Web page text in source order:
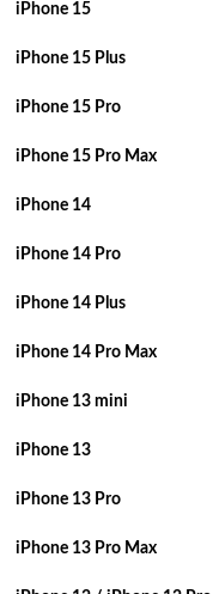
iPhone 15
iPhone 15 Plus
iPhone 15 Pro
iPhone 15 Pro Max
iPhone 14
iPhone 14 Pro
iPhone 14 Plus
iPhone 14 Pro Max
iPhone 13 mini
iPhone 13
iPhone 13 Pro
iPhone 13 Pro Max